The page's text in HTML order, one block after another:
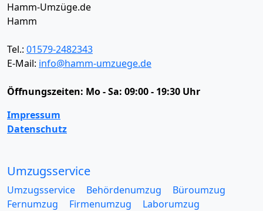
Hamm-Umzüge.de
Hamm
Tel.: 01579-2482343
E-Mail: info@hamm-umzuege.de
Öffnungszeiten: Mo - Sa: 09:00 - 19:30 Uhr
Impressum
Datenschutz
Umzugsservice
Umzugsservice Behördenumzug
Büroumzug
Fernumzug
Firmenumzug
Laborumzug